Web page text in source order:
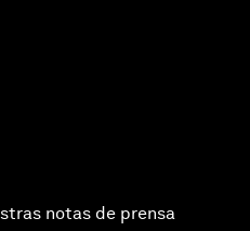
notas de prensa